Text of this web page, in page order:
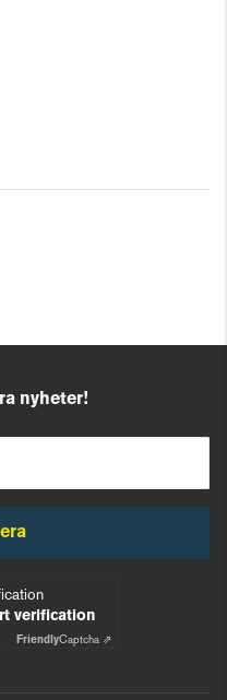
nyheter!
verification
FriendlyCaptcha ⇗